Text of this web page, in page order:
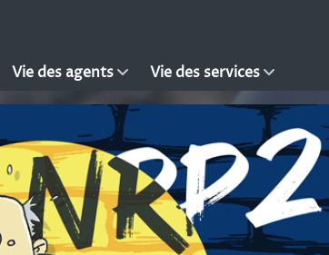
Vie des agents Vie des services